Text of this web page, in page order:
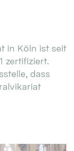
in Köln ist seit
zertifiziert.
dass